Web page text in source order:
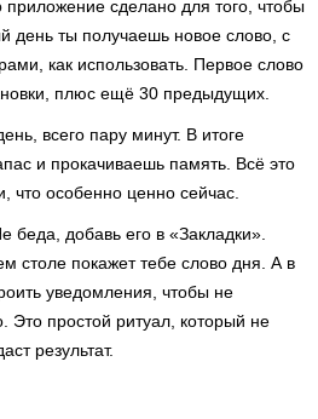
сделано для того, чтобы
день ты получаешь новое слово, с
как использовать. Первое слово
плюс ещё 30 предыдущих.
всего пару минут. В итоге
и прокачиваешь память. Всё это
что особенно ценно сейчас.
беда, добавь его в «Закладки».
столе покажет тебе слово дня. А в
уведомления, чтобы не
Это простой ритуал, который не
результат.